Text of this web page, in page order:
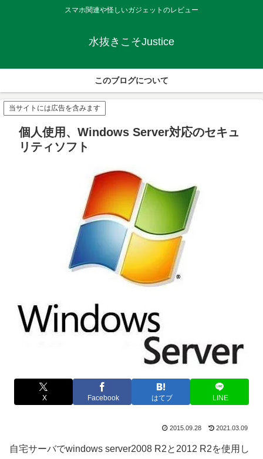
スマホ関連や怪しいガジェットのレビュー
水抜きこそJustice
このブログについて
当サイトには広告を含みます
個人使用、Windows Server対応のセキュ
リティソフト
X Facebook はてブ LINE
2015.09.28 2021.03.09
自宅サーバでwindows server2008 R2と2012 R2を使用し